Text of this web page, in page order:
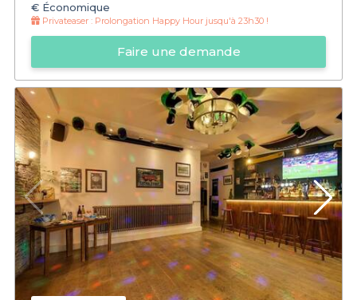
€ Économique
Privateaser : Prolongation Happy Hour jusqu'à 23h30 !
Faire une demande